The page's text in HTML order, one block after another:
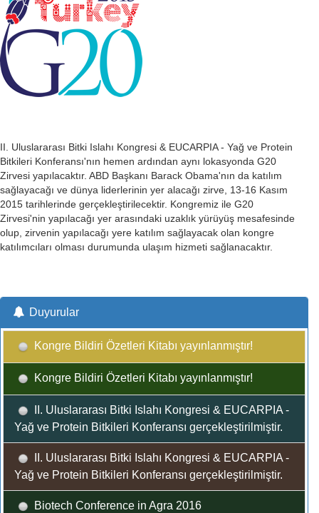
II. Uluslararası Bitki Islahı Kongresi & EUCARPIA - Yağ ve Protein
Bitkileri Konferansı'nın hemen ardından aynı lokasyonda G20
Zirvesi yapılacaktır. ABD Başkanı Barack Obama'nın da katılım
sağlayacağı ve dünya liderlerinin yer alacağı zirve, 13-16 Kasım
2015 tarihlerinde gerçekleştirilecektir. Kongremiz ile G20
Zirvesi'nin yapılacağı yer arasındaki uzaklık yürüyüş mesafesinde
olup, zirvenin yapılacağı yere katılım sağlayacak olan kongre
katılımcıları olması durumunda ulaşım hizmeti sağlanacaktır.
Duyurular
Kongre Bildiri Özetleri Kitabı yayınlanmıştır!
Kongre Bildiri Özetleri Kitabı yayınlanmıştır!
II. Uluslararası Bitki Islahı Kongresi & EUCARPIA -
Yağ ve Protein Bitkileri Konferansı gerçekleştirilmiştir.
II. Uluslararası Bitki Islahı Kongresi & EUCARPIA -
Yağ ve Protein Bitkileri Konferansı gerçekleştirilmiştir.
Biotech Conference in Agra 2016